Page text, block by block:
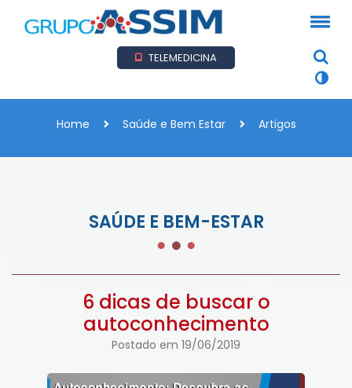
TELEMEDICINA
Home Saúde e Bem Estar Artigos
SAÚDE E BEM-ESTAR
6 dicas de buscar o
autoconhecimento
Postado em 19/06/2019